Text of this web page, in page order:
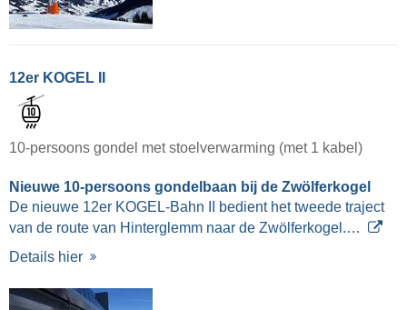
12er KOGEL II
10-persoons gondel met stoelverwarming (met 1 kabel)
Nieuwe 10-persoons gondelbaan bij de Zwölferkogel
De nieuwe 12er KOGEL-Bahn II bedient het tweede traject
van de route van Hinterglemm naar de Zwölferkogel.…
Details hier